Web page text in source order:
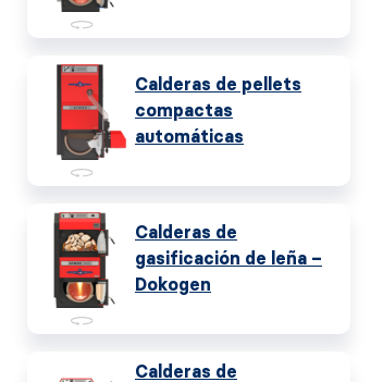
Calderas de pellets
compactas
automáticas
Calderas de
gasificación de leña –
Dokogen
Calderas de